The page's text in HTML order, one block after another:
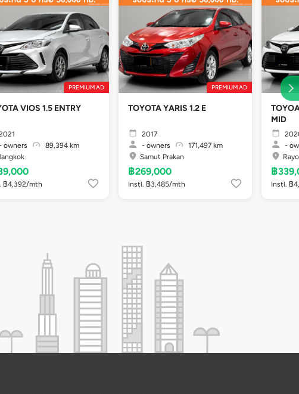
PREMIUM AD
TOYOTA VIOS 1.5 ENTRY
owners
89,394 km
฿4,392/mth
PREMIUM AD
TOYOTA YARIS 1.2 E
2017
- owners
171,497 km
Samut Prakan
฿269,000
Instl. ฿3,485/mth
MID
-
฿
Instl. ฿